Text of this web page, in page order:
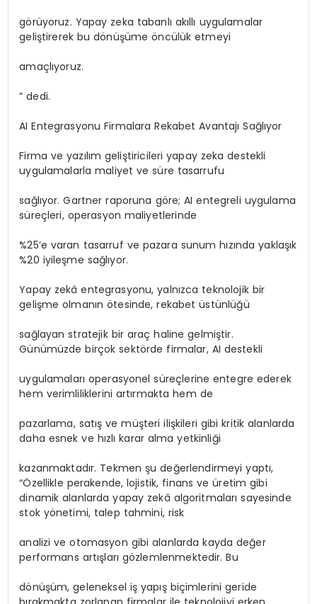
görüyoruz. Yapay zeka tabanlı akıllı uygulamalar
geliştirerek bu dönüşüme öncülük etmeyi
amaçlıyoruz.
” dedi.
AI Entegrasyonu Firmalara Rekabet Avantajı Sağlıyor
Firma ve yazılım geliştiricileri yapay zeka destekli
uygulamalarla maliyet ve süre tasarrufu
sağlıyor. Gartner raporuna göre; AI entegreli uygulama
süreçleri, operasyon maliyetlerinde
%25’e varan tasarruf ve pazara sunum hızında yaklaşık
%20 iyileşme sağlıyor.
Yapay zekâ entegrasyonu, yalnızca teknolojik bir
gelişme olmanın ötesinde, rekabet üstünlüğü
sağlayan stratejik bir araç haline gelmiştir.
Günümüzde birçok sektörde firmalar, AI destekli
uygulamaları operasyonel süreçlerine entegre ederek
hem verimliliklerini artırmakta hem de
pazarlama, satış ve müşteri ilişkileri gibi kritik alanlarda
daha esnek ve hızlı karar alma yetkinliği
kazanmaktadır. Tekmen şu değerlendirmeyi yaptı,
“Özellikle perakende, lojistik, finans ve üretim gibi
dinamik alanlarda yapay zekâ algoritmaları sayesinde
stok yönetimi, talep tahmini, risk
analizi ve otomasyon gibi alanlarda kayda değer
performans artışları gözlemlenmektedir. Bu
dönüşüm, geleneksel iş yapış biçimlerini geride